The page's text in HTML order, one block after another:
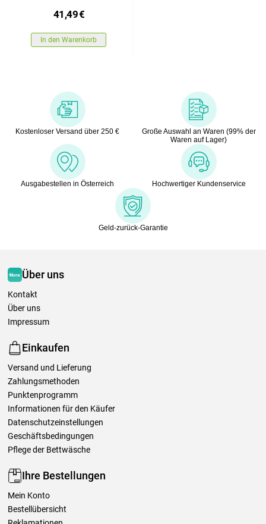
41,49€
In den Warenkorb
Kostenloser Versand über 250 €
Große Auswahl an Waren (99% der
Waren auf Lager)
Ausgabestellen in Österreich Hochwertiger Kundenservice
Geld-zurück-Garantie
Über uns
Kontakt
Über uns
Impressum
Einkaufen
Versand und Lieferung
Zahlungsmethoden
Punktenprogramm
Informationen für den Käufer
Datenschutzeinstellungen
Geschäftsbedingungen
Pflege der Bettwäsche
Ihre Bestellungen
Mein Konto
Bestellübersicht